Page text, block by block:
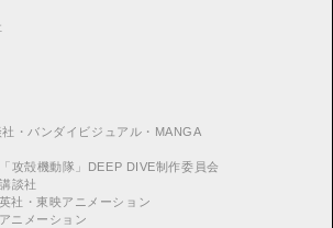
・バンダイビジュアル・MANGA
攻殻機動隊」DEEP DIVE制作委員会
談社
社・東映アニメーション
ニメーション